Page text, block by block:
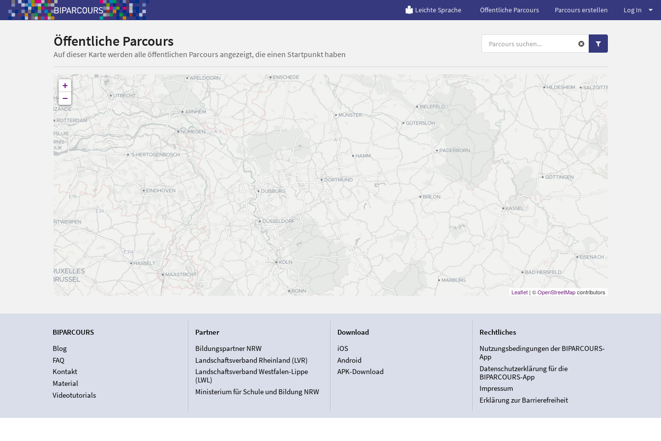
Leichte Sprache Öffentliche Parcours Parcours erstellen Log In
Öffentliche Parcours
Auf dieser Karte werden alle öffentlichen Parcours angezeigt, die einen Startpunkt haben
+
−
Leaflet| ©OpenStreetMapcontributors
BIPARCOURS
Blog
FAQ
Kontakt
Material
Videotutorials
Partner
Bildungspartner NRW
Landschaftsverband Rheinland (LVR)
Landschaftsverband Westfalen-Lippe
(LWL)
Ministerium für Schule und Bildung NRW
Download
iOS
Android
APK-Download
Rechtliches
Nutzungsbedingungen der BIPARCOURS-
App
Datenschutzerklärung für die
BIPARCOURS-App
Impressum
Erklärung zur Barrierefreiheit